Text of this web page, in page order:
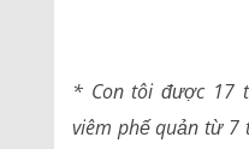
* Con tôi được 17
viêm phế quản từ 7